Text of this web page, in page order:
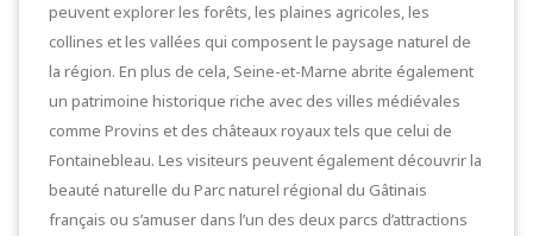
peuvent explorer les forêts, les plaines agricoles, les
collines et les vallées qui composent le paysage naturel de
la région. En plus de cela, Seine-et-Marne abrite également
un patrimoine historique riche avec des villes médiévales
comme Provins et des châteaux royaux tels que celui de
Fontainebleau. Les visiteurs peuvent également découvrir la
beauté naturelle du Parc naturel régional du Gâtinais
français ou s’amuser dans l’un des deux parcs d’attractions